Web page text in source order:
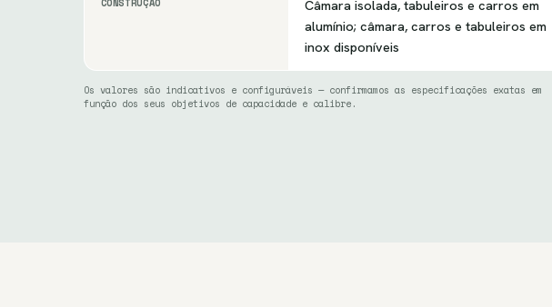
Câmara isolada, tabuleiros e carros em
alumínio; câmara, carros e tabuleiros em
inox disponíveis
Os valores são indicativos e configuráveis — confirmamos as especificações exatas em
função dos seus objetivos de capacidade e calibre.